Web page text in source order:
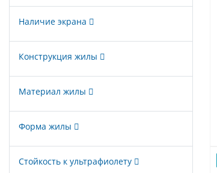
Наличие экрана
Конструкция жилы
Материал жилы
Форма жилы
Стойкость к ультрафиолету